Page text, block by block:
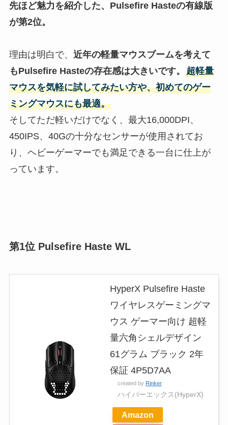
先ほど魅力を紹介した、Pulsefire Hasteの有線版
が第2位。
理由は明白で、 近年の軽量マウスブームを考えて
もPulsefire Hasteの存在感は大きいです。 超軽量
マウスを気軽に試してみたい方や、初めてのゲー
ミングマウスにも最適。
そしてただ軽いだけでなく、最大16,000DPI、
450IPS、40Gの十分なセンサーが使用されてお
り、ヘビーゲーマーでも満足できる一台に仕上が
っています。
第1位 Pulsefire Haste WL
HyperX Pulsefire Haste
ワイヤレスゲーミングマ
ウス ゲーマー向け 超軽
量六角シェルデザイン
61グラム ブラック 2年
保証 4P5D7AA
created by Rinker
ハイパーエックス(HyperX)
Amazon